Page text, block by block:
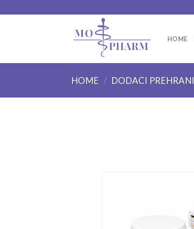
to
HOME
HOME / DODACI PREHRANI